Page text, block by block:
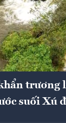
trương
suối Xú